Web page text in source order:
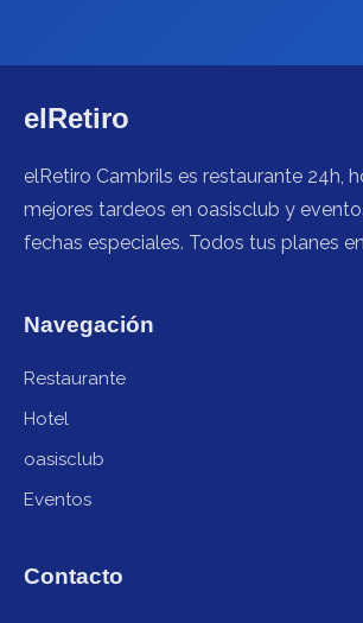
elRetiro
elRetiro Cambrils es restaurante 24h,
mejores tardeos en oasisclub y
fechas especiales. Todos tus planes
Navegación
Restaurante
Hotel
oasisclub
Eventos
Contacto